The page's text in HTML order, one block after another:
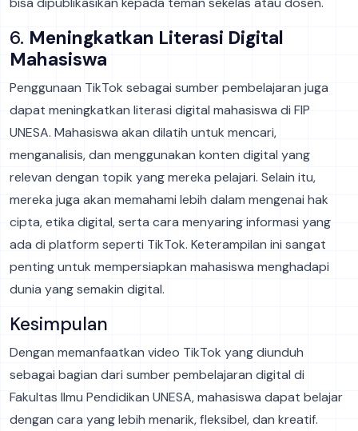
6. Meningkatkan Literasi Digital
Mahasiswa
Penggunaan TikTok sebagai sumber pembelajaran juga
dapat meningkatkan literasi digital mahasiswa di FIP
UNESA. Mahasiswa akan dilatih untuk mencari,
menganalisis, dan menggunakan konten digital yang
relevan dengan topik yang mereka pelajari. Selain itu,
mereka juga akan memahami lebih dalam mengenai hak
cipta, etika digital, serta cara menyaring informasi yang
ada di platform seperti TikTok. Keterampilan ini sangat
penting untuk mempersiapkan mahasiswa menghadapi
dunia yang semakin digital.
Kesimpulan
Dengan memanfaatkan video TikTok yang diunduh
sebagai bagian dari sumber pembelajaran digital di
Fakultas Ilmu Pendidikan UNESA, mahasiswa dapat belajar
dengan cara yang lebih menarik, fleksibel, dan kreatif.